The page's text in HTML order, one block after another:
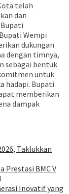
telah
dan
Wempi
dukungan
dengan timnya,
sebagai bentuk
untuk
hadapi. Bupati
memberikan
dampak
Taklukkan
Prestasi BMC V
Inovatif yang